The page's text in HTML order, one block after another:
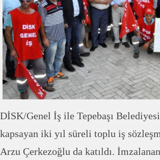
DİSK/Genel İş ile Tepebaşı
kapsayan iki yıl süreli toplu iş
Arzu Çerkezoğlu da katıldı.